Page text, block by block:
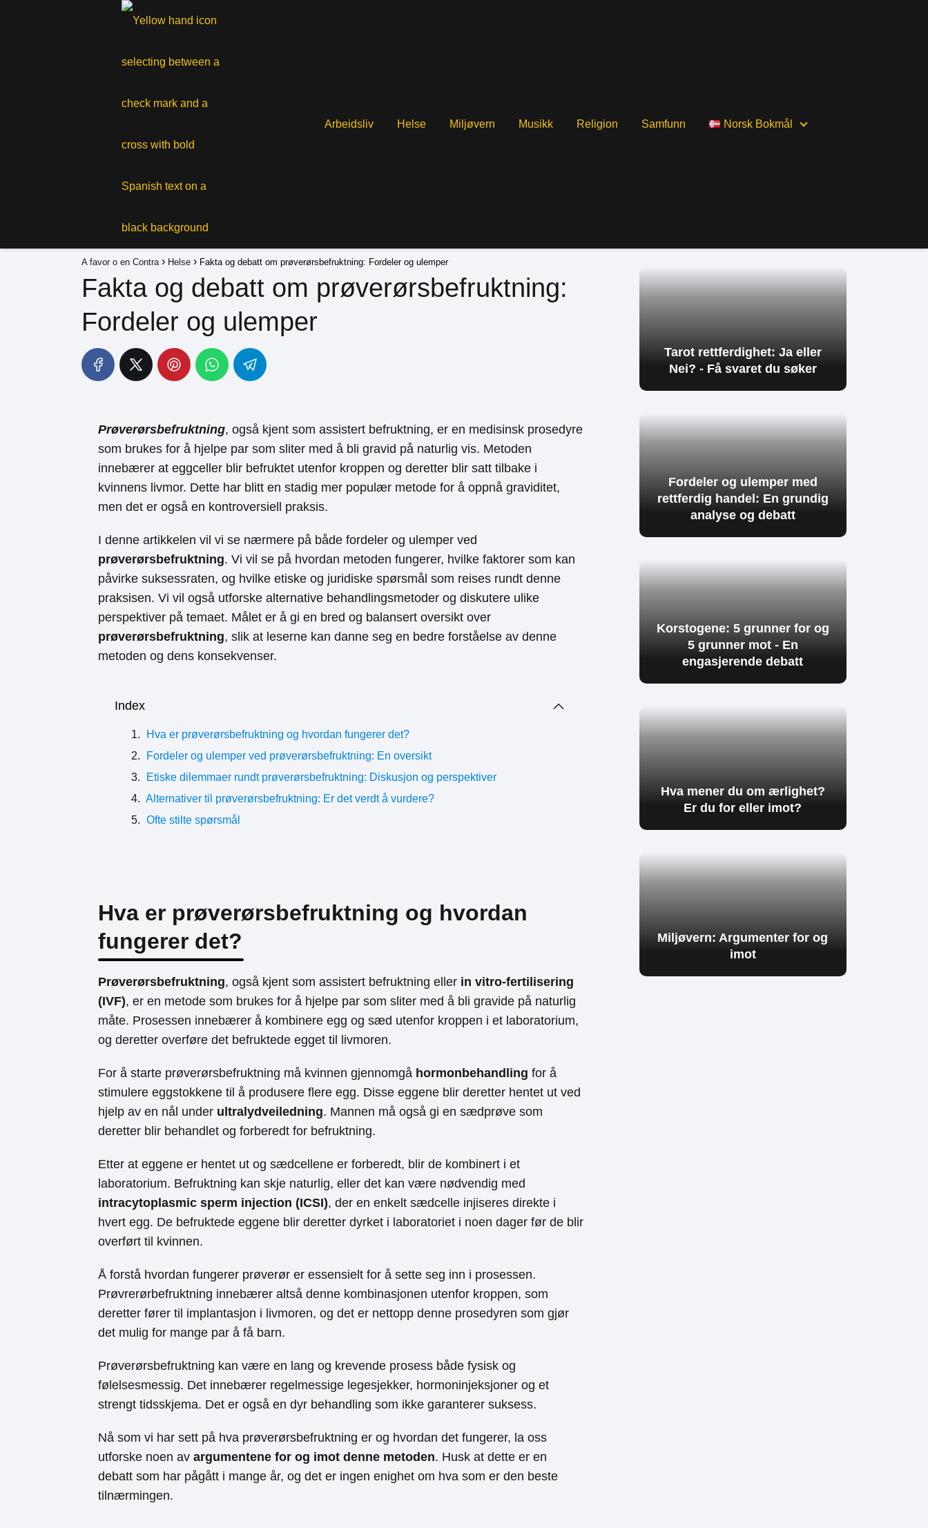
Arbeidsliv Helse Miljøvern Musikk Religion Samfunn Norsk Bokmål
A favor o en Contra Helse Fakta og debatt om prøverørsbefruktning: Fordeler og ulemper
Fakta og debatt om prøverørsbefruktning:
Fordeler og ulemper
Prøverørsbefruktning, også kjent som assistert befruktning, er en medisinsk prosedyre
som brukes for å hjelpe par som sliter med å bli gravid på naturlig vis. Metoden
innebærer at eggceller blir befruktet utenfor kroppen og deretter blir satt tilbake i
kvinnens livmor. Dette har blitt en stadig mer populær metode for å oppnå graviditet,
men det er også en kontroversiell praksis.
I denne artikkelen vil vi se nærmere på både fordeler og ulemper ved
prøverørsbefruktning. Vi vil se på hvordan metoden fungerer, hvilke faktorer som kan
påvirke suksessraten, og hvilke etiske og juridiske spørsmål som reises rundt denne
praksisen. Vi vil også utforske alternative behandlingsmetoder og diskutere ulike
perspektiver på temaet. Målet er å gi en bred og balansert oversikt over
prøverørsbefruktning, slik at leserne kan danne seg en bedre forståelse av denne
metoden og dens konsekvenser.
Index
Hva er prøverørsbefruktning og hvordan fungerer det?
Fordeler og ulemper ved prøverørsbefruktning: En oversikt
Etiske dilemmaer rundt prøverørsbefruktning: Diskusjon og perspektiver
Alternativer til prøverørsbefruktning: Er det verdt å vurdere?
Ofte stilte spørsmål
Hva er prøverørsbefruktning og hvordan
fungerer det?
Prøverørsbefruktning, også kjent som assistert befruktning eller in vitro-fertilisering
(IVF), er en metode som brukes for å hjelpe par som sliter med å bli gravide på naturlig
måte. Prosessen innebærer å kombinere egg og sæd utenfor kroppen i et laboratorium,
og deretter overføre det befruktede egget til livmoren.
For å starte prøverørsbefruktning må kvinnen gjennomgå hormonbehandling for å
stimulere eggstokkene til å produsere flere egg. Disse eggene blir deretter hentet ut ved
hjelp av en nål under ultralydveiledning. Mannen må også gi en sædprøve som
deretter blir behandlet og forberedt for befruktning.
Etter at eggene er hentet ut og sædcellene er forberedt, blir de kombinert i et
laboratorium. Befruktning kan skje naturlig, eller det kan være nødvendig med
intracytoplasmic sperm injection (ICSI), der en enkelt sædcelle injiseres direkte i
hvert egg. De befruktede eggene blir deretter dyrket i laboratoriet i noen dager før de blir
overført til kvinnen.
Å forstå hvordan fungerer prøverør er essensielt for å sette seg inn i prosessen.
Prøvrerørbefruktning innebærer altså denne kombinasjonen utenfor kroppen, som
deretter fører til implantasjon i livmoren, og det er nettopp denne prosedyren som gjør
det mulig for mange par å få barn.
Prøverørsbefruktning kan være en lang og krevende prosess både fysisk og
følelsesmessig. Det innebærer regelmessige legesjekker, hormoninjeksjoner og et
strengt tidsskjema. Det er også en dyr behandling som ikke garanterer suksess.
Nå som vi har sett på hva prøverørsbefruktning er og hvordan det fungerer, la oss
utforske noen av argumentene for og imot denne metoden. Husk at dette er en
debatt som har pågått i mange år, og det er ingen enighet om hva som er den beste
tilnærmingen.
Tarot rettferdighet: Ja eller
Nei? - Få svaret du søker
Fordeler og ulemper med
rettferdig handel: En grundig
analyse og debatt
Korstogene: 5 grunner for og
5 grunner mot - En
engasjerende debatt
Hva mener du om ærlighet?
Er du for eller imot?
Miljøvern: Argumenter for og
imot